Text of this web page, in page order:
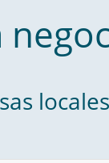
locales